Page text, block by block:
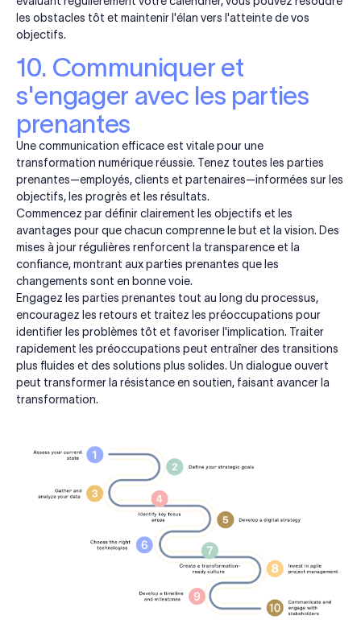
les obstacles tôt et maintenir l'élan vers l'atteinte de vos
objectifs.
10. Communiquer et
s'engager avec les parties
prenantes
Une communication efficace est vitale pour une
transformation numérique réussie. Tenez toutes les parties
prenantes—employés, clients et partenaires—informées sur les
objectifs, les progrès et les résultats.
Commencez par définir clairement les objectifs et les
avantages pour que chacun comprenne le but et la vision. Des
mises à jour régulières renforcent la transparence et la
confiance, montrant aux parties prenantes que les
changements sont en bonne voie.
Engagez les parties prenantes tout au long du processus,
encouragez les retours et traitez les préoccupations pour
identifier les problèmes tôt et favoriser l'implication. Traiter
rapidement les préoccupations peut entraîner des transitions
plus fluides et des solutions plus solides. Un dialogue ouvert
peut transformer la résistance en soutien, faisant avancer la
transformation.